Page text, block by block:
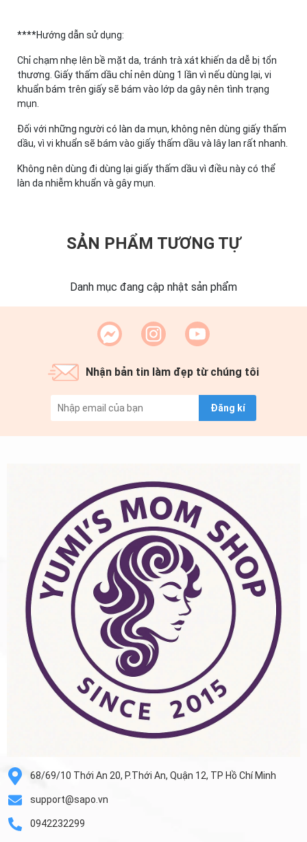
****Hướng dẫn sử dụng:
Chỉ chạm nhẹ lên bề mặt da, tránh trà xát khiến da dễ bị tổn
thương. Giấy thấm dầu chỉ nên dùng 1 lần vì nếu dùng lại, vi
khuẩn bám trên giấy sẽ bám vào lớp da gây nên tình trạng
mụn.
Đối với những người có làn da mụn, không nên dùng giấy thấm
dầu, vì vi khuẩn sẽ bám vào giấy thấm dầu và lây lan rất nhanh.
Không nên dùng đi dùng lại giấy thấm dầu vì điều này có thể
làn da nhiễm khuẩn và gây mụn.
SẢN PHẨM TƯƠNG TỰ
Danh mục đang cập nhật sản phẩm
Nhận bản tin làm đẹp từ chúng tôi
Đăng kí
68/69/10 Thới An 20, P.Thới An, Quận 12, TP Hồ Chí Minh
support@sapo.vn
0942232299